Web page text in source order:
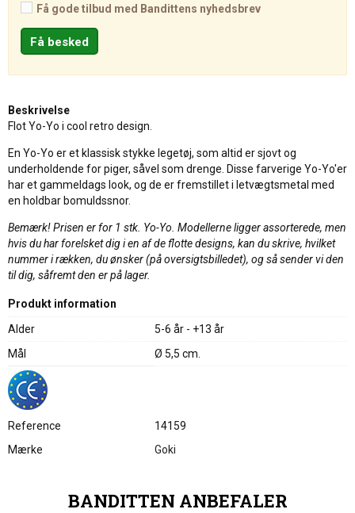
Få gode tilbud med Bandittens nyhedsbrev
Beskrivelse
Flot Yo-Yo i cool retro design.
En Yo-Yo er et klassisk stykke legetøj, som altid er sjovt og
underholdende for piger, såvel som drenge. Disse farverige Yo-Yo'er
har et gammeldags look, og de er fremstillet i letvægtsmetal med
en holdbar bomuldssnor.
Bemærk! Prisen er for 1 stk. Yo-Yo. Modellerne ligger assorterede, men
hvis du har forelsket dig i en af de flotte designs, kan du skrive, hvilket
nummer i rækken, du ønsker (på oversigtsbilledet), og så sender vi den
til dig, såfremt den er på lager.
Produkt information
Alder
5-6 år - +13 år
Mål
Ø 5,5 cm.
Reference
14159
Mærke
Goki
BANDITTEN ANBEFALER